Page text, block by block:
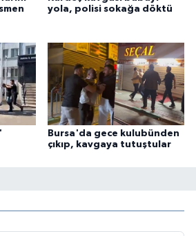
yola, polisi sokağa döktü
Bursa'da gece kulubünden
çıkıp, kavgaya tutuştular